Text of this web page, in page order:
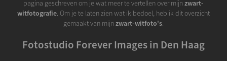
pagina geschreven om je wat meer te vertellen over mijnzwart-
witfotografie. Om je te laten zien wat ik bedoel, heb ik dit overzicht
gemaakt van mijnzwart-witfoto's.
Fotostudio Forever Images in Den Haag